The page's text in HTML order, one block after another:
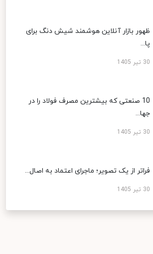
ظهور بازار آنلاین هوشمند شیش دنگ برای
پا...
30 تیر 1405
10 صنعتی که بیشترین مصرف فولاد را در
جها...
30 تیر 1405
فراتر از یک تصویر؛ ماجرای اعتماد به اصال...
30 تیر 1405